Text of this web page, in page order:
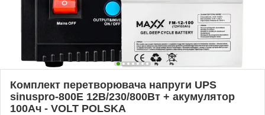
Комплект перетворювача напруги UPS
sinuspro-800E 12В/230/800Вт + акумулятор
100Ач - VOLT POLSKA